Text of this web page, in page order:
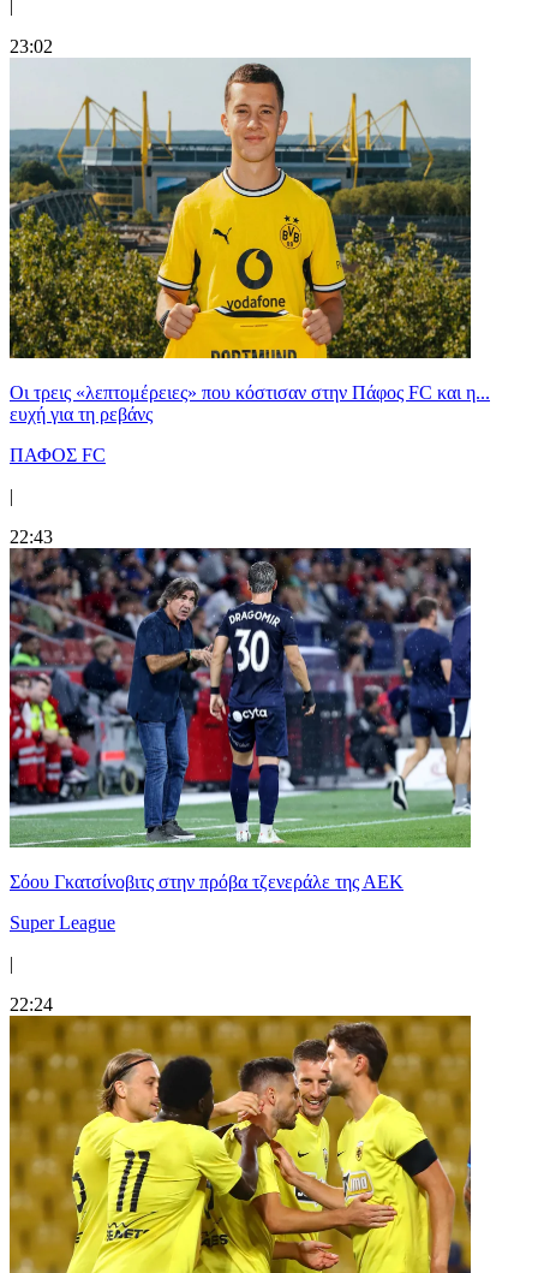
|
23:02
Οι τρεις «λεπτομέρειες» που κόστισαν στην Πάφος FC και η...
ευχή για τη ρεβάνς
ΠΑΦΟΣ FC
|
22:43
Σόου Γκατσίνοβιτς στην πρόβα τζενεράλε της ΑΕΚ
Super League
|
22:24